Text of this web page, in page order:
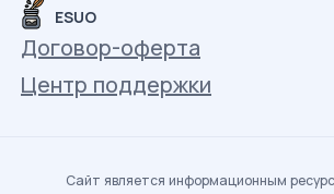
ESUO
Договор-оферта
Центр поддержки
Сайт является информационным